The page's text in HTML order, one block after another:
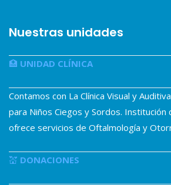
Nuestras unidades
🏥 UNIDAD CLÍNICA
Contamos con La Clínica Visual y
para Niños Ciegos y Sordos. Institución
ofrece servicios de Oftalmología y
💒 DONACIONES